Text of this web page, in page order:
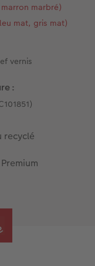
marbré)
mat, gris mat)
vernis
:
recyclé